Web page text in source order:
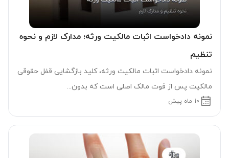
نمونه دادخواست اثبات مالکیت ورثه؛ مدارک لازم و نحوه
تنظیم
نمونه دادخواست اثبات مالکیت ورثه، کلید بازگشایی قفل حقوقی
مالکیت پس از فوت مالک اصلی است که بدون...
10 ماه پیش